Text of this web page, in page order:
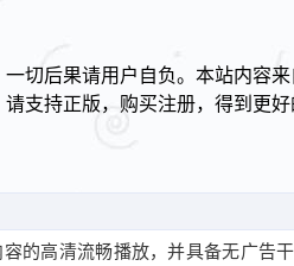
切后果请用户自负。本站内容
支持正版，购买注册，得到更
的高清流畅播放，并具备无广告